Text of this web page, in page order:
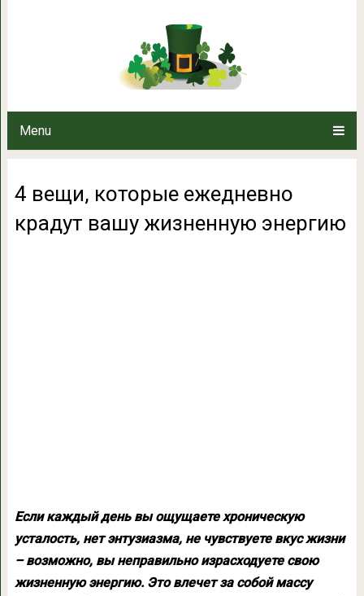
Menu
4 вещи, которые ежедневно
4 вещи, которые ежедневно
крадут вашу жизненную энергию
Если каждый день вы ощущаете хроническую
усталость, нет энтузиазма, не чувствуете вкус жизни
– возможно, вы неправильно израсходуете свою
жизненную энергию. Это влечет за собой массу